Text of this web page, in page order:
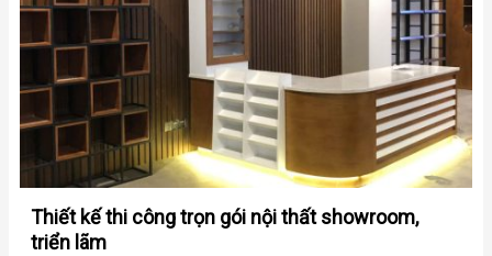
Thiết kế thi công trọn gói nội thất showroom,
triển lãm